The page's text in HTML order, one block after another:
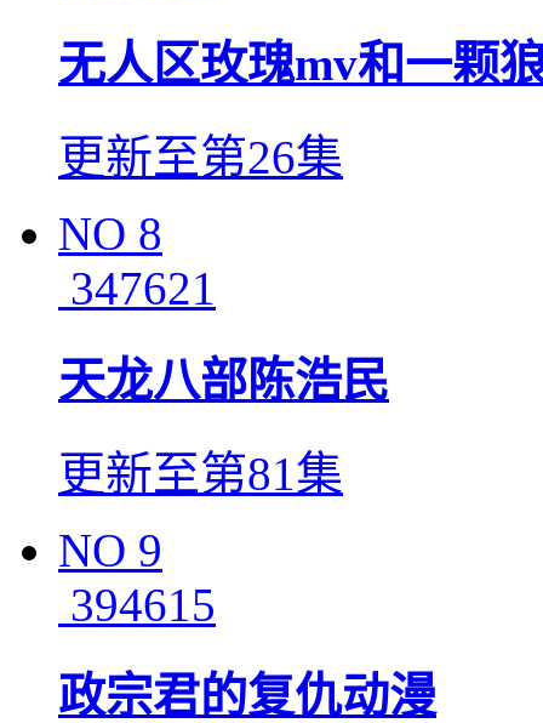
无人区玫瑰mv和一颗
更新至第26集
NO 8
347621
天龙八部陈浩民
更新至第81集
NO 9
394615
政宗君的复仇动漫